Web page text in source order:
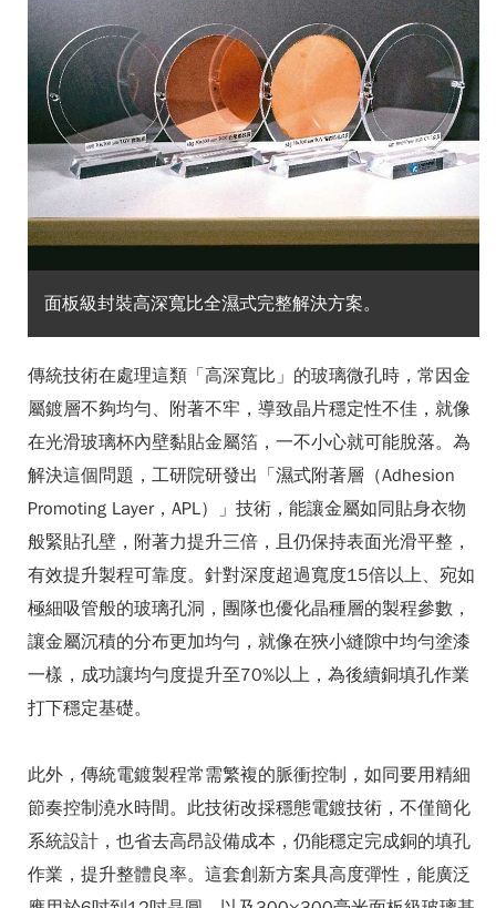
面板級封裝高深寬比全濕式完整解決方案。
傳統技術在處理這類「高深寬比」的玻璃微孔時，常因金
屬鍍層不夠均勻、附著不牢，導致晶片穩定性不佳，就像
在光滑玻璃杯內壁黏貼金屬箔，一不小心就可能脫落。為
解決這個問題，工研院研發出「濕式附著層（Adhesion
Promoting Layer，APL）」技術，能讓金屬如同貼身衣物
般緊貼孔壁，附著力提升三倍，且仍保持表面光滑平整，
有效提升製程可靠度。針對深度超過寬度15倍以上、宛如
極細吸管般的玻璃孔洞，團隊也優化晶種層的製程參數，
讓金屬沉積的分布更加均勻，就像在狹小縫隙中均勻塗漆
一樣，成功讓均勻度提升至70%以上，為後續銅填孔作業
打下穩定基礎。
此外，傳統電鍍製程常需繁複的脈衝控制，如同要用精細
節奏控制澆水時間。此技術改採穩態電鍍技術，不僅簡化
系統設計，也省去高昂設備成本，仍能穩定完成銅的填孔
作業，提升整體良率。這套創新方案具高度彈性，能廣泛